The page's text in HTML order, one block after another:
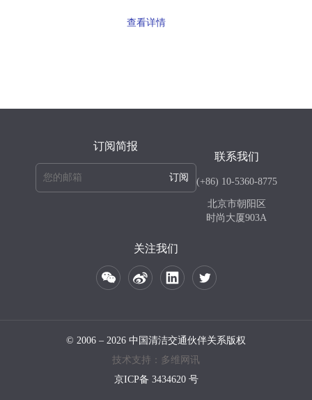
查看详情
订阅简报
订阅
联系我们
(+86) 10-5360-8775
北京市朝阳区
时尚大厦903A
关注我们
© 2006 – 2026 中国清洁交通伙伴关系版权
技术支持：多维网讯
京ICP备 3434620 号